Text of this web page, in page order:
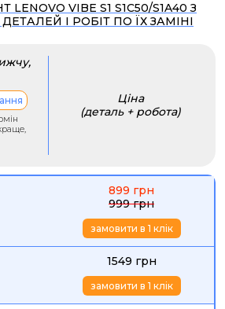
VIBE S1 S1C50/S1A40 З
І РОБІТ ПО ЇХ ЗАМІНІ
Ціна
(деталь + робота)
899 грн
999 грн
замовити в 1 клік
1549 грн
замовити в 1 клік